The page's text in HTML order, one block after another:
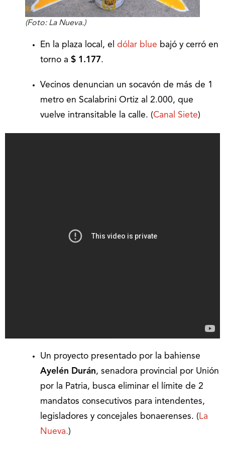
(Foto: La Nueva.)
En la plaza local, el dólar blue bajó y cerró en
torno a $ 1.177.
Vecinos denuncian un socavón de más de 1
metro en Scalabrini Ortiz al 2.000, que
vuelve intransitable la calle. (Canal Siete)
Un proyecto presentado por la bahiense
Ayelén Durán, senadora provincial por Unión
por la Patria, busca eliminar el límite de 2
mandatos consecutivos para intendentes,
legisladores y concejales bonaerenses. ( La
Nueva.)